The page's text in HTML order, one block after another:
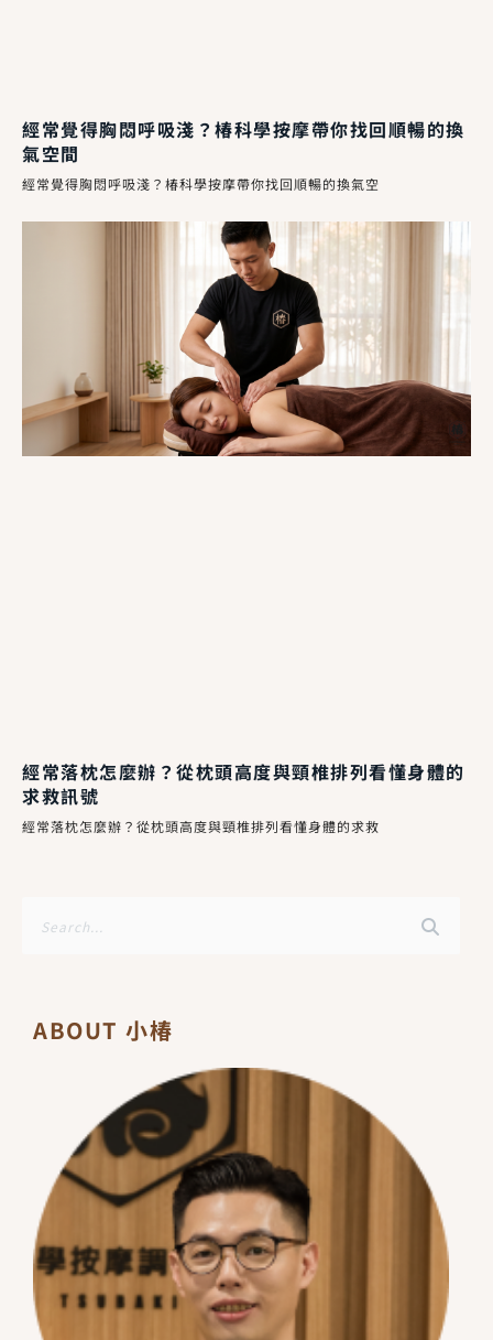
經常覺得胸悶呼吸淺？椿科學按摩帶你找回順暢的換
氣空間
經常覺得胸悶呼吸淺？椿科學按摩帶你找回順暢的換氣空
經常落枕怎麼辦？從枕頭高度與頸椎排列看懂身體的
求救訊號
經常落枕怎麼辦？從枕頭高度與頸椎排列看懂身體的求救
ABOUT 小椿